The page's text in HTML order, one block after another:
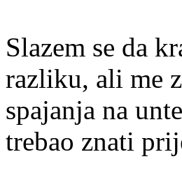
Slazem se da
razliku, ali me
spajanja na
trebao znati